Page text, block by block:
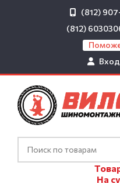
(812)
(812)
На